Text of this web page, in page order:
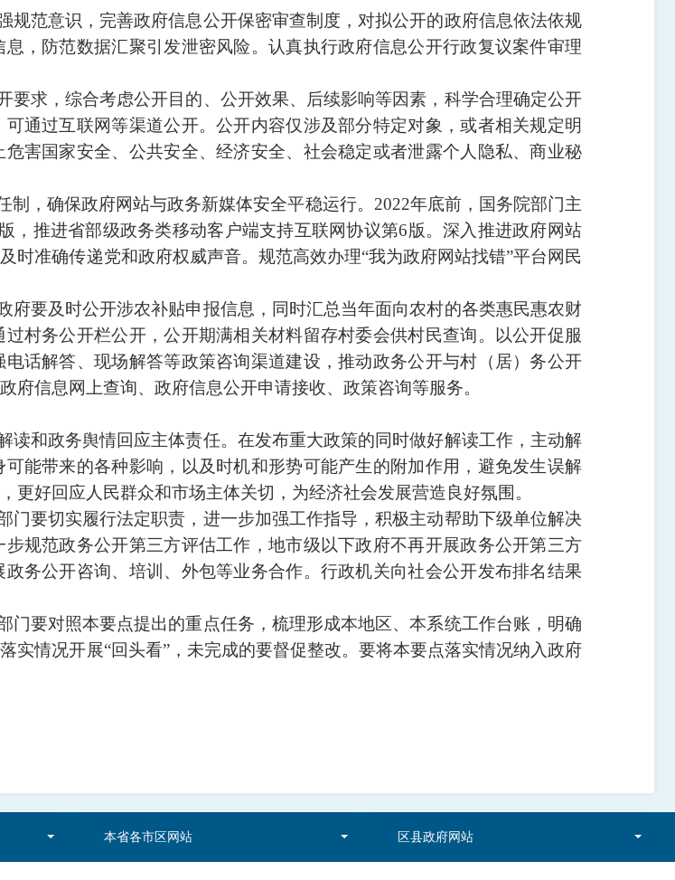
规范意识，完善政府信息公开保密审查制度，对拟公开的政府信息依法依规
，防范数据汇聚引发泄密风险。认真执行政府信息公开行政复议案件审理
要求，综合考虑公开目的、公开效果、后续影响等因素，科学合理确定公开
通过互联网等渠道公开。公开内容仅涉及部分特定对象，或者相关规定明
害国家安全、公共安全、经济安全、社会稳定或者泄露个人隐私、商业秘
制，确保政府网站与政务新媒体安全平稳运行。2022年底前，国务院部门主
，推进省部级政务类移动客户端支持互联网协议第6版。深入推进政府网站
时准确传递党和政府权威声音。规范高效办理“我为政府网站找错”平台网民
府要及时公开涉农补贴申报信息，同时汇总当年面向农村的各类惠民惠农财
村务公开栏公开，公开期满相关材料留存村委会供村民查询。以公开促服
话解答、现场解答等政策咨询渠道建设，推动政务公开与村（居）务公开
信息网上查询、政府信息公开申请接收、政策咨询等服务。
读和政务舆情回应主体责任。在发布重大政策的同时做好解读工作，主动解
能带来的各种影响，以及时机和形势可能产生的附加作用，避免发生误解
好回应人民群众和市场主体关切，为经济社会发展营造良好氛围。
门要切实履行法定职责，进一步加强工作指导，积极主动帮助下级单位解决
规范政务公开第三方评估工作，地市级以下政府不再开展政务公开第三方
务公开咨询、培训、外包等业务合作。行政机关向社会公开发布排名结果
门要对照本要点提出的重点任务，梳理形成本地区、本系统工作台账，明确
实情况开展“回头看”，未完成的要督促整改。要将本要点落实情况纳入政府
本省各市区网站 区县政府网站